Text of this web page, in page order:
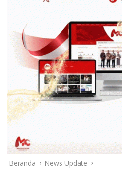
Beranda News Update